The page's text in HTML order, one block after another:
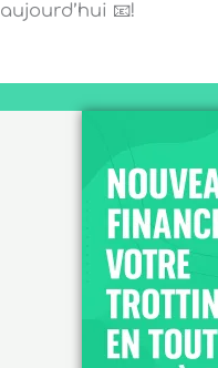
aujourd’hui 📧!